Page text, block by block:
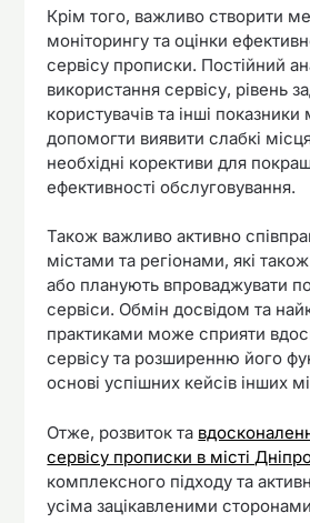
Крім того, важливо створити
моніторингу та оцінки
сервісу прописки. Постійний
використання сервісу, рівень
користувачів та інші
допомогти виявити слабкі
необхідні корективи для
ефективності обслуговування.
Також важливо активно
містами та регіонами, які
або планують впроваджувати
сервіси. Обмін досвідом та
практиками може сприяти
сервісу та розширенню його
основі успішних кейсів інших
Отже, розвиток та
сервісу прописки в місті
комплексного підходу та
усіма зацікавленими